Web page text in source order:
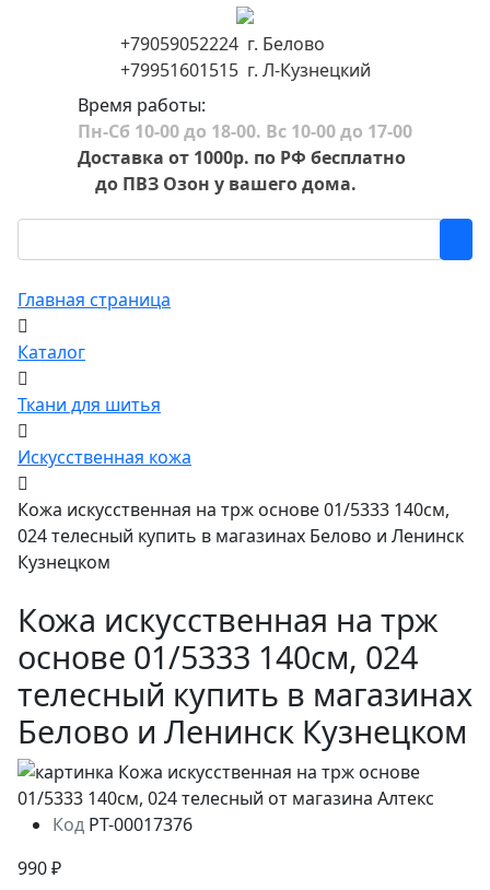
+79059052224 г. Белово
+79951601515 г. Л-Кузнецкий
Время работы:
Пн-Сб 10-00 до 18-00. Вс 10-00 до 17-00
Доставка от 1000р. по РФ бесплатно
до ПВЗ Озон у вашего дома.
Главная страница
Каталог
Ткани для шитья
Искусственная кожа
Кожа искусственная на трж основе 01/5333 140см,
024 телесный купить в магазинах Белово и Ленинск
Кузнецком
Кожа искусственная на трж
основе 01/5333 140см, 024
телесный купить в магазинах
Белово и Ленинск Кузнецком
Код РТ-00017376
990 ₽